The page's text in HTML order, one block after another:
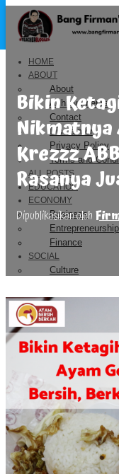
HOME
ABOUT
About
Achievements
Contact
Disclaimer
Privacy Policy
Terms and
ALL POSTS
EDUCATION
ECONOMY
Business
Entrepreneurship
Finance
SOCIAL
Culture
Government
Religion
LIFESTYLE
Automotive
Culinary
Entertainment
Family
Health
Sport
Staycation
Traveling
Technology
EXPERIENCE
Bikin
Nikmatnya
Krezzz
Rasanya
Dipublikasikan oleh